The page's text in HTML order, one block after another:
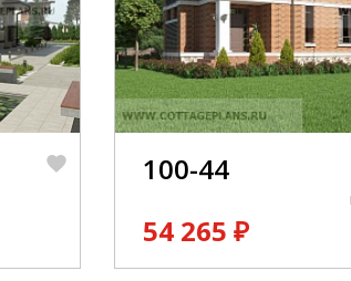
100-44
54 265 ₽